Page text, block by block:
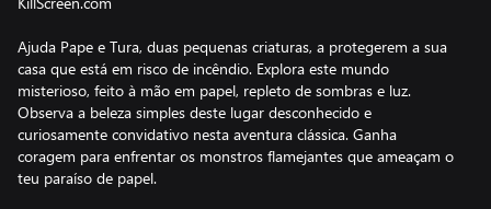
Ajuda Pape e Tura, duas pequenas criaturas, a protegerem a sua
casa que está em risco de incêndio. Explora este mundo
misterioso, feito à mão em papel, repleto de sombras e luz.
Observa a beleza simples deste lugar desconhecido e
curiosamente convidativo nesta aventura clássica. Ganha
coragem para enfrentar os monstros flamejantes que ameaçam o
teu paraíso de papel.